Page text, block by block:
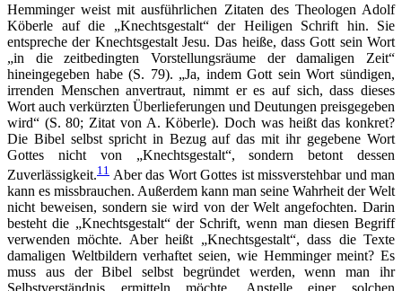
Hemminger weist mit ausführlichen Zitaten des Theologen Adolf
Köberle auf die „Knechtsgestalt“ der Heiligen Schrift hin. Sie
entspreche der Knechtsgestalt Jesu. Das heiße, dass Gott sein Wort
„in die zeitbedingten Vorstellungsräume der damaligen Zeit“
hineingegeben habe (S. 79). „Ja, indem Gott sein Wort sündigen,
irrenden Menschen anvertraut, nimmt er es auf sich, dass dieses
Wort auch verkürzten Überlieferungen und Deutungen preisgegeben
wird“ (S. 80; Zitat von A. Köberle). Doch was heißt das konkret?
Die Bibel selbst spricht in Bezug auf das mit ihr gegebene Wort
Gottes nicht von „Knechtsgestalt“, sondern betont dessen
Zuverlässigkeit.11 Aber das Wort Gottes ist missverstehbar und man
kann es missbrauchen. Außerdem kann man seine Wahrheit der Welt
nicht beweisen, sondern sie wird von der Welt angefochten. Darin
besteht die „Knechtsgestalt“ der Schrift, wenn man diesen Begriff
verwenden möchte. Aber heißt „Knechtsgestalt“, dass die Texte
damaligen Weltbildern verhaftet seien, wie Hemminger meint? Es
muss aus der Bibel selbst begründet werden, wenn man ihr